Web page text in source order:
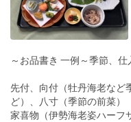
～お品書き 一例～季節、仕
先付、向付（牡丹海老など
ど）、八寸（季節の前菜）
家喜物（伊勢海老姿ハーフ